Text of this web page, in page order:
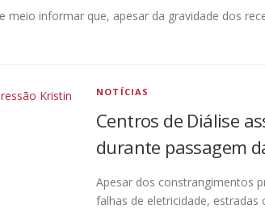
meio informar que, apesar da gravidade dos
NOTÍCIAS
Centros de Diálise
durante passagem
Apesar dos constrangimentos
falhas de eletricidade,